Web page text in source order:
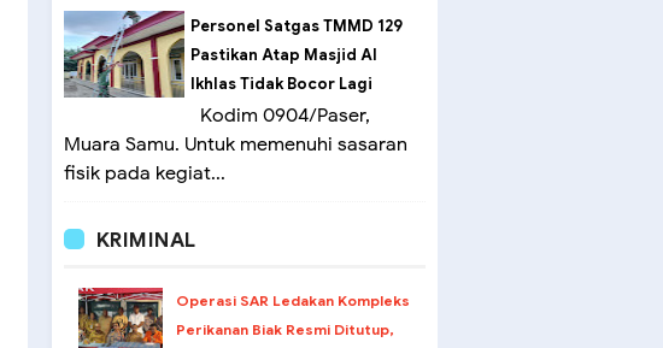
Personel Satgas TMMD 129
Pastikan Atap Masjid Al
Ikhlas Tidak Bocor Lagi
Kodim 0904/Paser,
Muara Samu. Untuk memenuhi sasaran
fisik pada kegiat...
KRIMINAL
Operasi SAR Ledakan Kompleks
Perikanan Biak Resmi Ditutup,